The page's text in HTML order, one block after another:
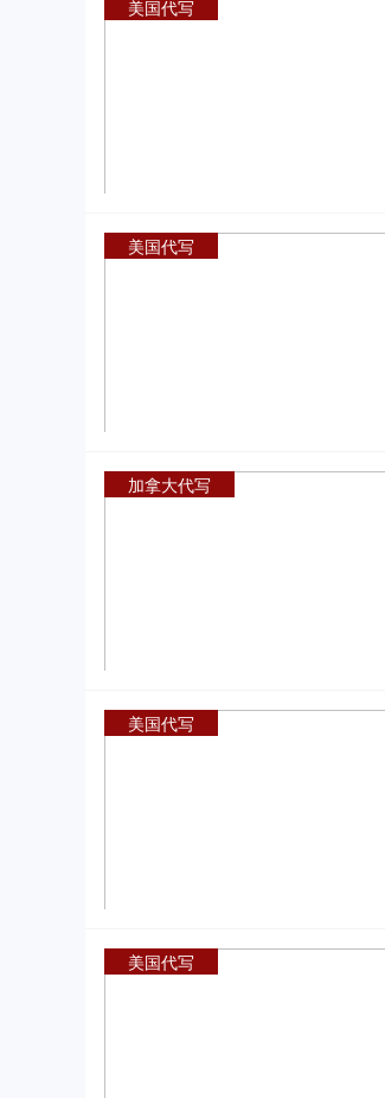
美国代写
美国代写
加拿大代写
美国代写
美国代写